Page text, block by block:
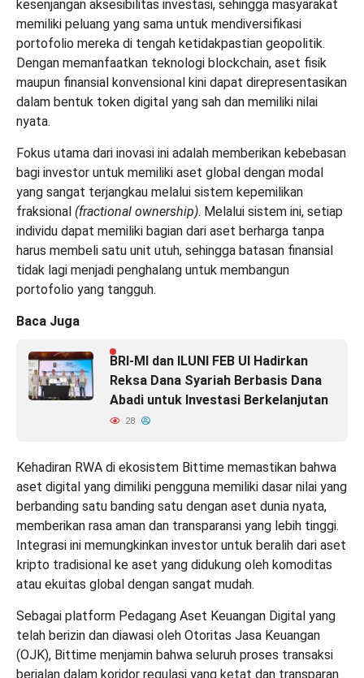
kesenjangan aksesibilitas investasi, sehingga masyarakat
memiliki peluang yang sama untuk mendiversifikasi
portofolio mereka di tengah ketidakpastian geopolitik.
Dengan memanfaatkan teknologi blockchain, aset fisik
maupun finansial konvensional kini dapat direpresentasikan
dalam bentuk token digital yang sah dan memiliki nilai
nyata.
Fokus utama dari inovasi ini adalah memberikan kebebasan
bagi investor untuk memiliki aset global dengan modal
yang sangat terjangkau melalui sistem kepemilikan
fraksional (fractional ownership). Melalui sistem ini, setiap
individu dapat memiliki bagian dari aset berharga tanpa
harus membeli satu unit utuh, sehingga batasan finansial
tidak lagi menjadi penghalang untuk membangun
portofolio yang tangguh.
Baca Juga
BRI-MI dan ILUNI FEB UI Hadirkan
Reksa Dana Syariah Berbasis Dana
Abadi untuk Investasi Berkelanjutan
28
Kehadiran RWA di ekosistem Bittime memastikan bahwa
aset digital yang dimiliki pengguna memiliki dasar nilai yang
berbanding satu banding satu dengan aset dunia nyata,
memberikan rasa aman dan transparansi yang lebih tinggi.
Integrasi ini memungkinkan investor untuk beralih dari aset
kripto tradisional ke aset yang didukung oleh komoditas
atau ekuitas global dengan sangat mudah.
Sebagai platform Pedagang Aset Keuangan Digital yang
telah berizin dan diawasi oleh Otoritas Jasa Keuangan
(OJK), Bittime menjamin bahwa seluruh proses transaksi
berjalan dalam koridor regulasi yang ketat dan transparan